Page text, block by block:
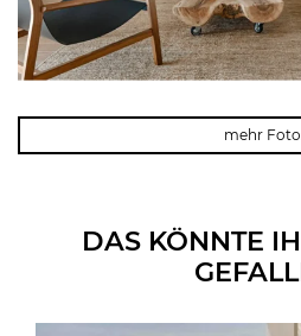
mehr
DAS KÖNNTE